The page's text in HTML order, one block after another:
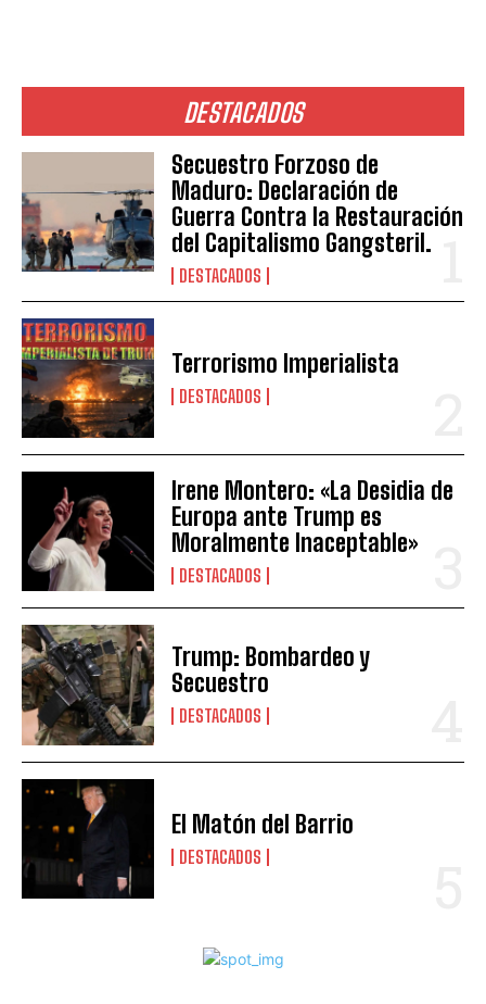
DESTACADOS
Secuestro Forzoso de
Maduro: Declaración de
Guerra Contra la Restauración
del Capitalismo Gangsteril.
DESTACADOS
Terrorismo Imperialista
DESTACADOS
Irene Montero: «La Desidia de
Europa ante Trump es
Moralmente Inaceptable»
DESTACADOS
Trump: Bombardeo y
Secuestro
DESTACADOS
El Matón del Barrio
DESTACADOS
d
c
o
r
d
a
u
d
i
o